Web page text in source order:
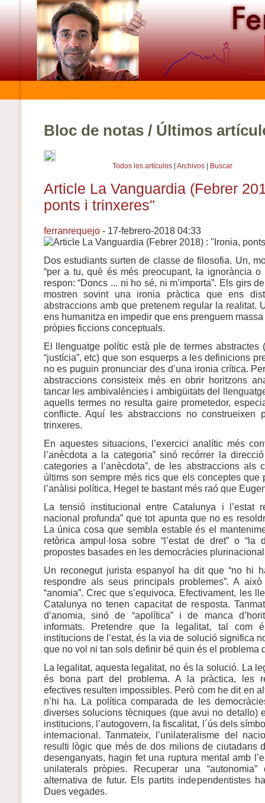
Bloc de notas / Últimos
Todos los artículos Archivos Buscar
Article La Vanguardia (Febrer
ponts i trinxeres"
ferranrequejo- 17-febrero-2018 04:33
Dos estudiants surten de classe de filosofia. Un,
“per a tu, què és més preocupant, la ignorància o
respon: “Doncs ... ni ho sé, ni m’importa”. Els girs
mostren sovint una ironia pràctica que ens
abstraccions amb que pretenem regular la realitat.
ens humanitza en impedir que ens prenguem
pròpies ficcions conceptuals.
El llenguatge polític està ple de termes abstractes
“justícia”, etc) que son esquerps a les definicions
no es puguin pronunciar des d’una ironia crítica.
abstraccions consisteix més en obrir horitzons
tancar les ambivalències i ambigüitats del
aquells termes no resulta gaire prometedor,
conflicte. Aquí les abstraccions no construeixen
trinxeres.
En aquestes situacions, l’exercici analític més
l’anècdota a la categoria” sinó recórrer la
categories a l’anècdota”, de les abstraccions als
últims son sempre més rics que els conceptes que
l’anàlisi política, Hegel te bastant més raó que
La tensió institucional entre Catalunya i l’estat
nacional profunda” que tot apunta que no es
La única cosa que sembla estable és el
retòrica ampul·losa sobre “l’estat de dret” o “la
propostes basades en les democràcies
Un reconegut jurista espanyol ha dit que “no hi
respondre als seus principals problemes”. A
“anomia”. Crec que s’equivoca. Efectivament, les
Catalunya no tenen capacitat de resposta.
d’anomia, sinó de “apolítica” i de manca
informats. Pretendre que la legalitat, tal com
institucions de l’estat, és la via de solució significa
que no vol ni tan sols definir bé quin és el problema
La legalitat, aquesta legalitat, no és la solució. La
és bona part del problema. A la pràctica, les
efectives resulten impossibles. Però com he dit en
n’hi ha. La política comparada de les
diverses solucions tècniques (que avui no detallo)
institucions, l’autogovern, la fiscalitat, l´ús dels
internacional. Tanmateix, l’unilateralisme del
resulti lògic que més de dos milions de ciutadans
desenganyats, hagin fet una ruptura mental amb
unilaterals pròpies. Recuperar una
alternativa de futur. Els partits independentistes
Dues vegades.